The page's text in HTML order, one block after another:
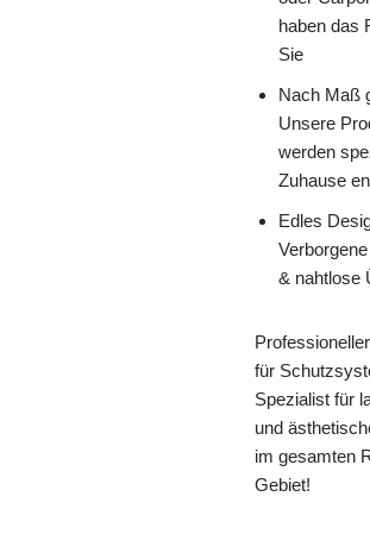
haben das
Sie
Nach Maß
Unsere
werden
Zuhause
Edles
& nahtlose
für
Spezialist für
und
im gesamten
Gebiet!